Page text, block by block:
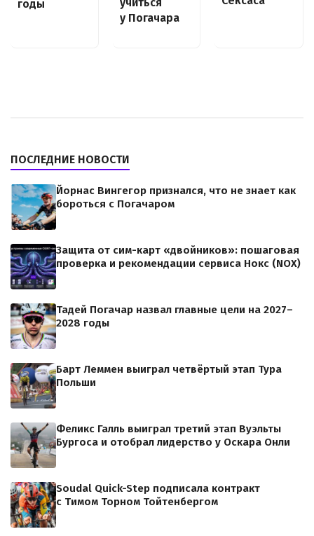
годы
у Погачара
ПОСЛЕДНИЕ НОВОСТИ
Йорнас Вингегор признался, что не знает как
бороться с Погачаром
Защита от сим-карт «двойников»: пошаговая
проверка и рекомендации сервиса Нокс (NOX)
Тадей Погачар назвал главные цели на 2027–
2028 годы
Барт Леммен выиграл четвёртый этап Тура
Польши
Феликс Галль выиграл третий этап Вуэльты
Бургоса и отобрал лидерство у Оскара Онли
Soudal Quick-Step подписала контракт
с Тимом Торном Тойтенбергом